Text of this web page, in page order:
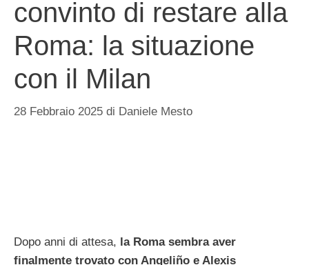
convinto di restare alla
Roma: la situazione
con il Milan
28 Febbraio 2025 di Daniele Mesto
Dopo anni di attesa, la Roma sembra aver
finalmente trovato con Angeliño e Alexis